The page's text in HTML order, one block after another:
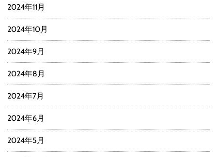
2024年11月
2024年10月
2024年9月
2024年8月
2024年7月
2024年6月
2024年5月